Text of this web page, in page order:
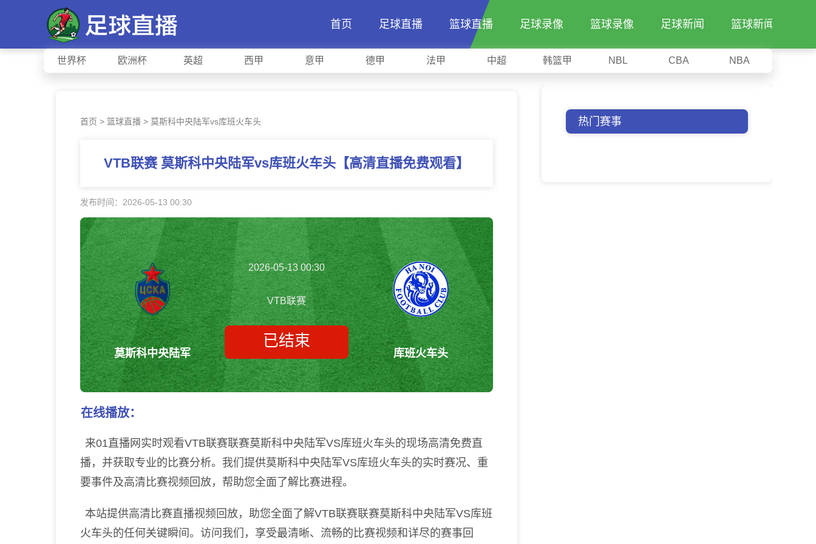
首页 足球直播 篮球直播 足球录像 篮球录像 足球新闻 篮球新闻
世界杯 欧洲杯 英超 西甲 意甲 德甲 法甲 中超 韩篮甲 NBL CBA NBA
首页 > 篮球直播 > 莫斯科中央陆军vs库班火车头
VTB联赛 莫斯科中央陆军vs库班火车头【高清直播免费观看】
发布时间：2026-05-13 00:30
莫斯科中央陆军
2026-05-13 00:30
VTB联赛
已结束
库班火车头
在线播放：
来01直播网实时观看VTB联赛联赛莫斯科中央陆军VS库班火车头的现场高清免费直
播，并获取专业的比赛分析。我们提供莫斯科中央陆军VS库班火车头的实时赛况、重
要事件及高清比赛视频回放，帮助您全面了解比赛进程。
本站提供高清比赛直播视频回放，助您全面了解VTB联赛联赛莫斯科中央陆军VS库班
火车头的任何关键瞬间。访问我们，享受最清晰、流畅的比赛视频和详尽的赛事回
热门赛事